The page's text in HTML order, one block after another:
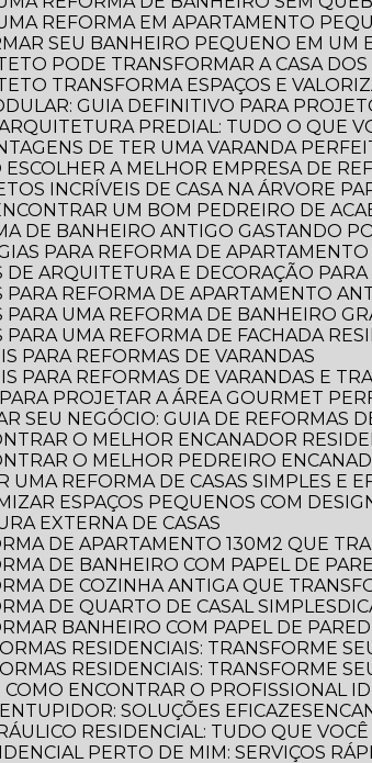
REFORMA EM APARTAMENTO
SEU BANHEIRO PEQUENO EM UM
PODE TRANSFORMAR A CASA
TRANSFORMA ESPAÇOS E
GUIA DEFINITIVO PARA
ARQUITETURA PREDIAL: TUDO O QUE
DE TER UMA VARANDA
ESCOLHER A MELHOR EMPRESA DE
INCRÍVEIS DE CASA NA ÁRVORE
UM BOM PEDREIRO DE
DE BANHEIRO ANTIGO GASTANDO
PARA REFORMA DE
DE ARQUITETURA E DECORAÇÃO
PARA REFORMA DE APARTAMENTO
PARA UMA REFORMA DE BANHEIRO
PARA UMA REFORMA DE FACHADA
PARA REFORMAS DE VARANDAS
PARA REFORMAS DE VARANDAS E
PARA PROJETAR A ÁREA GOURMET
SEU NEGÓCIO: GUIA DE REFORMAS
O MELHOR ENCANADOR
O MELHOR PEDREIRO
UMA REFORMA DE CASAS SIMPLES E
ESPAÇOS PEQUENOS COM
EXTERNA DE CASAS
DE APARTAMENTO 130M2 QUE
DE BANHEIRO COM PAPEL DE
DE COZINHA ANTIGA QUE
DE QUARTO DE CASAL SIMPLES
BANHEIRO COM PAPEL DE
RESIDENCIAIS: TRANSFORME
RESIDENCIAIS: TRANSFORME
COMO ENCONTRAR O PROFISSIONAL
SOLUÇÕES EFICAZES
RESIDENCIAL: TUDO QUE
PERTO DE MIM: SERVIÇOS